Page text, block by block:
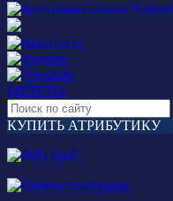
БИЛЕТЫ
КУПИТЬ АТРИБУТИКУ